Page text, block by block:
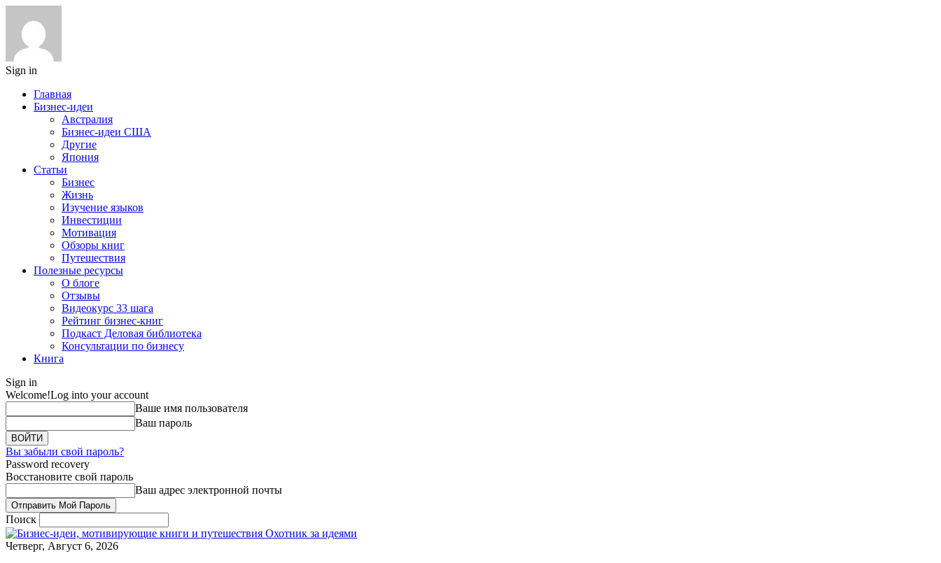
Sign in
Главная
Бизнес-идеи
Австралия
Бизнес-идеи США
Другие
Япония
Статьи
Бизнес
Жизнь
Изучение языков
Инвестиции
Мотивация
Обзоры книг
Путешествия
Полезные ресурсы
О блоге
Отзывы
Видеокурс 33 шага
Рейтинг бизнес-книг
Подкаст Деловая библиотека
Консультации по бизнесу
Книга
Sign in
Welcome!Log into your account
Ваше имя пользователя
Ваш пароль
Вы забыли свой пароль?
Password recovery
Восстановите свой пароль
Ваш адрес электронной почты
Поиск
Охотник за идеями
Четверг, Август 6, 2026